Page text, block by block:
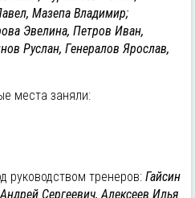
Мазепа Владимир;
Эвелина, Петров Иван,
Руслан, Генералов Ярослав,
места заняли:
руководством тренеров: Гайсин
Сергеевич, Алексеев Илья